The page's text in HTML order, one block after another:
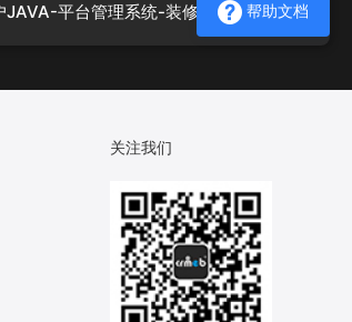
帮助文档
JAVA-平台管理系统-装修-一键换色.png
关注我们